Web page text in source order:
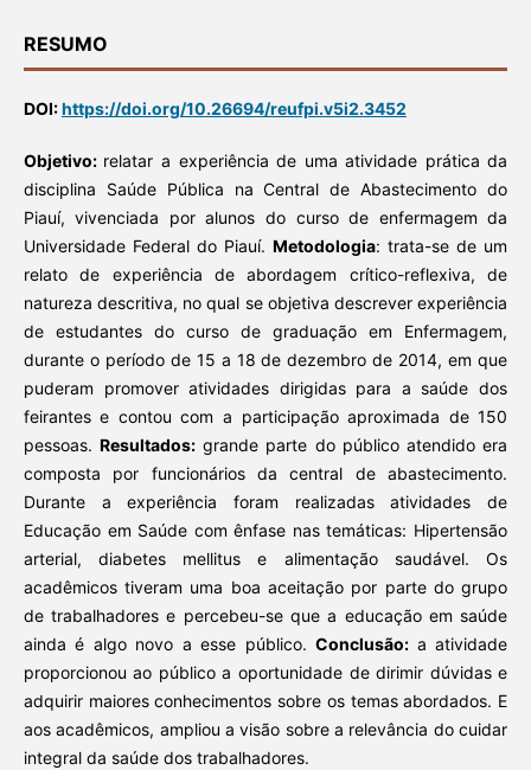
RESUMO
DOI:https://doi.org/10.26694/reufpi.v5i2.3452
Objetivo: relatar a experiência de uma atividade prática da
disciplina Saúde Pública na Central de Abastecimento do
Piauí, vivenciada por alunos do curso de enfermagem da
Universidade Federal do Piauí.Metodologia: trata-se de um
relato de experiência de abordagem crítico-reflexiva, de
natureza descritiva, no qual se objetiva descrever experiência
de estudantes do curso de graduação em Enfermagem,
durante o período de 15 a 18 de dezembro de 2014, em que
puderam promover atividades dirigidas para a saúde dos
feirantes e contou com a participação aproximada de 150
pessoas.Resultados: grande parte do público atendido era
composta por funcionários da central de abastecimento.
Durante a experiência foram realizadas atividades de
Educação em Saúde com ênfase nas temáticas: Hipertensão
arterial, diabetes mellitus e alimentação saudável. Os
acadêmicos tiveram uma boa aceitação por parte do grupo
de trabalhadores e percebeu-se que a educação em saúde
ainda é algo novo a esse público.Conclusão: a atividade
proporcionou ao público a oportunidade de dirimir dúvidas e
adquirir maiores conhecimentos sobre os temas abordados. E
aos acadêmicos, ampliou a visão sobre a relevância do cuidar
integral da saúde dos trabalhadores.